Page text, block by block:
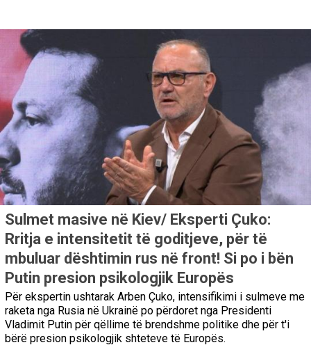
Sulmet masive në Kiev/ Eksperti Çuko:
Rritja e intensitetit të goditjeve, për të
mbuluar dështimin rus në front! Si po i bën
Putin presion psikologjik Europës
Për ekspertin ushtarak Arben Çuko, intensifikimi i sulmeve me
raketa nga Rusia në Ukrainë po përdoret nga Presidenti
Vladimit Putin për qëllime të brendshme politike dhe për t'i
bërë presion psikologjik shteteve të Europës.